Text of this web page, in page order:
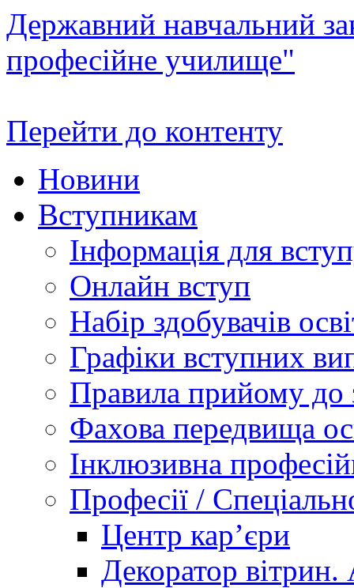
Державний навчальний
професійне училище"
Перейти до контенту
Новини
Вступникам
Інформація для
Онлайн вступ
Набір здобувачів
Графіки вступних
Правила прийому до
Фахова передвища
Інклюзивна
Професії /
Центр кар’єри
Декоратор вітрин.